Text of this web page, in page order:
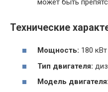
может быть
Технические
Мощность: 180 кВт
Тип двигателя:
Модель двигателя: